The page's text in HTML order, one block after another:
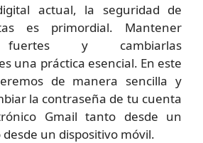
actual, la seguridad de
es primordial. Mantener
fuertes y cambiarlas
una práctica esencial. En este
de manera sencilla y
la contraseña de tu cuenta
Gmail tanto desde un
un dispositivo móvil.